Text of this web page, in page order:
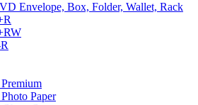
Envelope, Box, Folder, Wallet, Rack
Paper